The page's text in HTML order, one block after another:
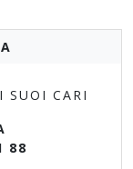
SUOI CARI
88